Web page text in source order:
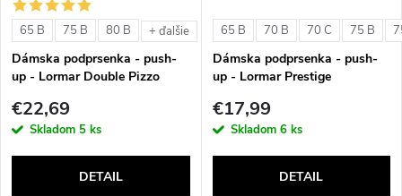
65 B 75 B 80 B + ďalšie
Dámska podprsenka - push-
up - Lormar Double Pizzo
€22,69
Skladom 5 ks
DETAIL
65 B 70 B 70 C 75 B
Dámska podprsenka - push-
up - Lormar Prestige
€17,99
Skladom 6 ks
DETAIL